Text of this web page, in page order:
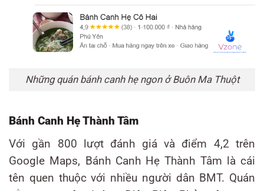
Những quán bánh canh hẹ ngon ở Buôn Ma Thuột
Bánh Canh Hẹ Thành Tâm
Với gần 800 lượt đánh giá và điểm 4,2 trên
Google Maps, Bánh Canh Hẹ Thành Tâm là cái
tên quen thuộc với nhiều người dân BMT. Quán